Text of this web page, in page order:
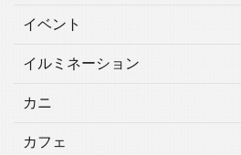
イベント
イルミネーション
カニ
カフェ